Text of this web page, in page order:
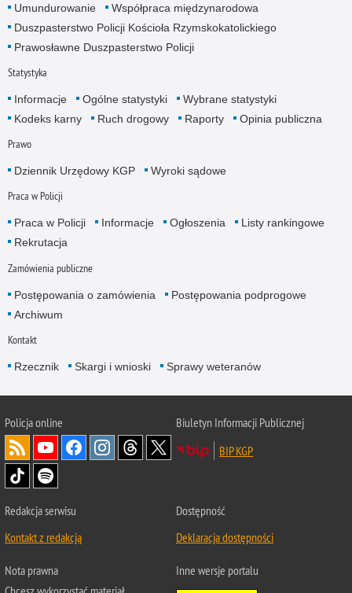
Umundurowanie
Współpraca międzynarodowa
Duszpasterstwo Policji Kościoła Rzymskokatolickiego
Prawosławne Duszpasterstwo Policji
Statystyka
Informacje Ogólne statystyki
Wybrane statystyki
Kodeks karny
Ruch drogowy Raporty Opinia publiczna
Prawo
Dziennik Urzędowy KGP Wyroki sądowe
Praca w Policji
Praca w Policji Informacje Ogłoszenia
Listy rankingowe
Rekrutacja
Zamówienia publiczne
Postępowania o zamówienia
Postępowania podprogowe
Archiwum
Kontakt
Rzecznik Skargi i wnioski Sprawy weteranów
Policjaonline
Biuletyn Informacji Publicznej
BIP KGP
Redakcja serwisu
Kontakt z redakcją
Dostępność
Deklaracja dostępności
Nota prawna
Inne wersje portalu